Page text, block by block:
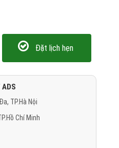
Đặt lịch hẹn
ADS
TP.Hà Nội
Chí Minh